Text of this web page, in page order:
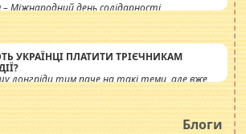
– Міжнародний день солідарності
УКРАЇНЦІ ПЛАТИТИ ТРІЄЧНИКАМ
лонгріди тим паче на такі теми, але вже
Обурюють сьогоднішні інсенуації
питання. Штучно
ще одна соціальна катастрофа.
Блоги